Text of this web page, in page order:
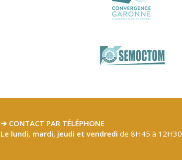
➔ CONTACT PAR TÉLÉPHONE
Le lundi, mardi, jeudi et vendredi de 8H45 à 12H30